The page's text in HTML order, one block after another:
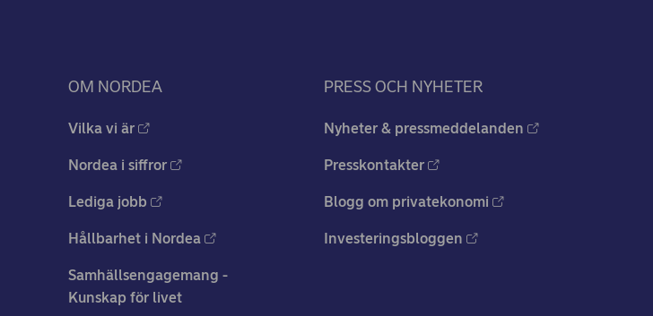
OM NORDEA
Vilka vi är
Nordea i siffror
Lediga jobb
Hållbarhet i Nordea
Samhällsengagemang -
Kunskap för livet
PRESS OCH NYHETER
Nyheter & pressmeddelanden
Presskontakter
Blogg om privatekonomi
Investeringsbloggen